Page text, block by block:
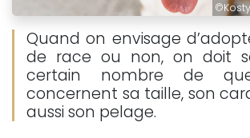
©
Quand on envisage
de race ou non, on doit
certain nombre de
concernent sa taille, son
aussi son pelage.